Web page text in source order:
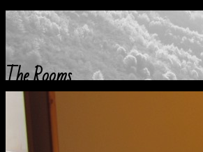
The Rooms